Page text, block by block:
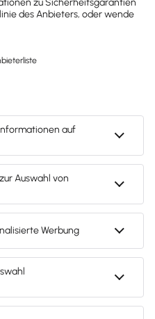
Business den
Software für